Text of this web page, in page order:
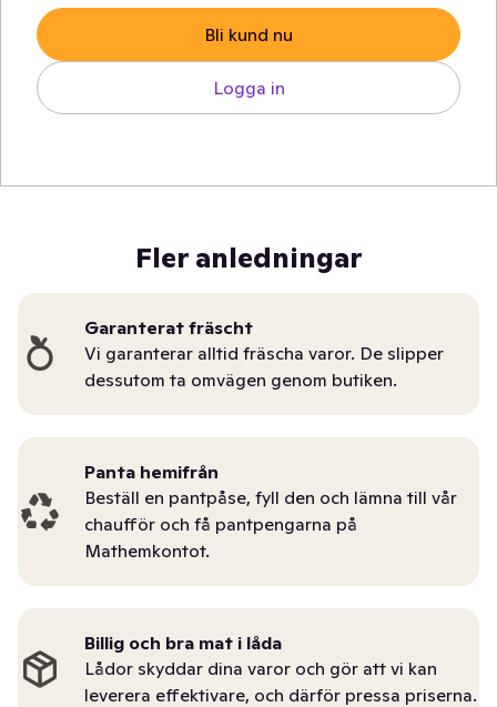
Bli kund nu
Logga in
Fler anledningar
Garanterat fräscht
Vi garanterar alltid fräscha varor. De slipper
dessutom ta omvägen genom butiken.
Panta hemifrån
Beställ en pantpåse, fyll den och lämna till vår
chaufför och få pantpengarna på
Mathemkontot.
Billig och bra mat i låda
Lådor skyddar dina varor och gör att vi kan
leverera effektivare, och därför pressa priserna.